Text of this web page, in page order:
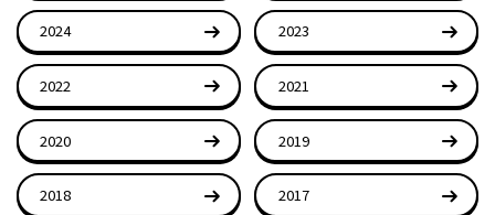
2024 2023
2022 2021
2020 2019
2018 2017